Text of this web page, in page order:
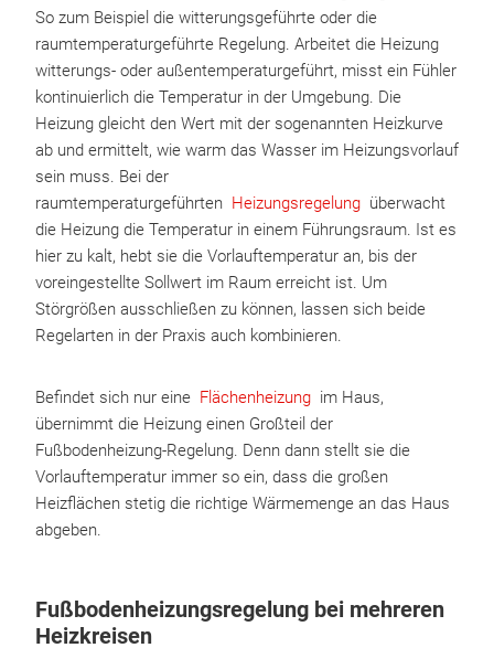
So zum Beispiel die witterungsgeführte oder die
raumtemperaturgeführte Regelung. Arbeitet die Heizung
witterungs- oder außentemperaturgeführt, misst ein Fühler
kontinuierlich die Temperatur in der Umgebung. Die
Heizung gleicht den Wert mit der sogenannten Heizkurve
ab und ermittelt, wie warm das Wasser im Heizungsvorlauf
sein muss. Bei der
raumtemperaturgeführten Heizungsregelung überwacht
die Heizung die Temperatur in einem Führungsraum. Ist es
hier zu kalt, hebt sie die Vorlauftemperatur an, bis der
voreingestellte Sollwert im Raum erreicht ist. Um
Störgrößen ausschließen zu können, lassen sich beide
Regelarten in der Praxis auch kombinieren.
Befindet sich nur eine Flächenheizung im Haus,
übernimmt die Heizung einen Großteil der
Fußbodenheizung-Regelung. Denn dann stellt sie die
Vorlauftemperatur immer so ein, dass die großen
Heizflächen stetig die richtige Wärmemenge an das Haus
abgeben.
Fußbodenheizungsregelung bei mehreren
Heizkreisen